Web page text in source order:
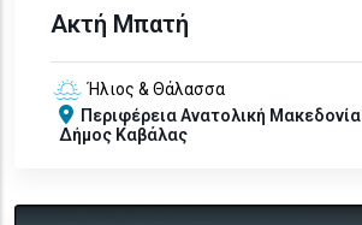
Ακτή Μπατή
Ήλιος & Θάλασσα
ΠεριφέρειαΑνατολική Μακεδονία
Δήμος Καβάλας